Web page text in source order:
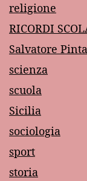
religione
RICORDI
Salvatore
scienza
scuola
Sicilia
sociologia
sport
storia